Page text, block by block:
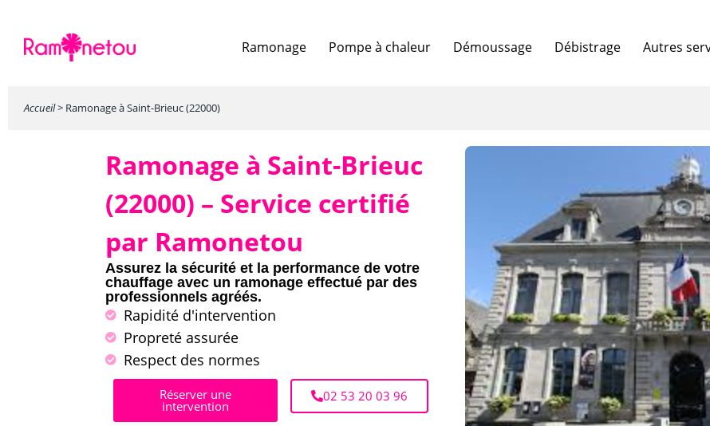
Ramonage Pompe à chaleur Démoussage Débistrage Autres
Accueil> Ramonage à Saint-Brieuc (22000)
Ramonage à Saint-Brieuc
(22000) – Service certifié
par Ramonetou
Assurez la sécurité et la performance de votre
chauffage avec un ramonage effectué par des
professionnels agréés.
Rapidité d'intervention
Propreté assurée
Respect des normes
Réserver une
intervention
02 53 20 03 96